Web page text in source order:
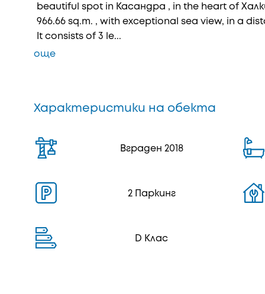
beautiful spot in Касандра , in the heart of
966.66 sq.m. , with exceptional sea view, in a
It consists of 3 le...
още
Характеристики на обекта
Вграден 2018
2 Паркинг
D Клас